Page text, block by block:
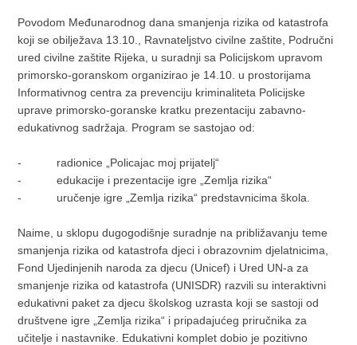
Povodom Međunarodnog dana smanjenja rizika od katastrofa
koji se obilježava 13.10., Ravnateljstvo civilne zaštite, Područni
ured civilne zaštite Rijeka, u suradnji sa Policijskom upravom
primorsko-goranskom organizirao je 14.10. u prostorijama
Informativnog centra za prevenciju kriminaliteta Policijske
uprave primorsko-goranske kratku prezentaciju zabavno-
edukativnog sadržaja. Program se sastojao od:
- radionice „Policajac moj prijatelj“
- edukacije i prezentacije igre „Zemlja rizika“
- uručenje igre „Zemlja rizika“ predstavnicima škola.
Naime, u sklopu dugogodišnje suradnje na približavanju teme
smanjenja rizika od katastrofa djeci i obrazovnim djelatnicima,
Fond Ujedinjenih naroda za djecu (Unicef) i Ured UN-a za
smanjenje rizika od katastrofa (UNISDR) razvili su interaktivni
edukativni paket za djecu školskog uzrasta koji se sastoji od
društvene igre „Zemlja rizika“ i pripadajućeg priručnika za
učitelje i nastavnike. Edukativni komplet dobio je pozitivno